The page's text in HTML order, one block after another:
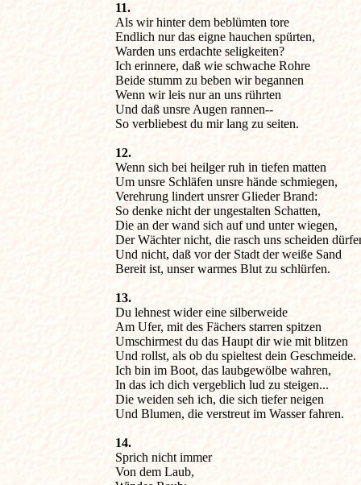
11.
Als wir hinter dem beblümten tore
Endlich nur das eigne hauchen spürten,
Warden uns erdachte seligkeiten?
Ich erinnere, daß wie schwache Rohre
Beide stumm zu beben wir begannen
Wenn wir leis nur an uns rührten
Und daß unsre Augen rannen--
So verbliebest du mir lang zu seiten.
12.
Wenn sich bei heilger ruh in tiefen matten
Um unsre Schläfen unsre hände schmiegen,
Verehrung lindert unsrer Glieder Brand:
So denke nicht der ungestalten Schatten,
Die an der wand sich auf und unter wiegen,
Der Wächter nicht, die rasch uns scheiden
Und nicht, daß vor der Stadt der weiße Sand
Bereit ist, unser warmes Blut zu schlürfen.
13.
Du lehnest wider eine silberweide
Am Ufer, mit des Fächers starren spitzen
Umschirmest du das Haupt dir wie mit blitzen
Und rollst, als ob du spieltest dein Geschmeide.
Ich bin im Boot, das laubgewölbe wahren,
In das ich dich vergeblich lud zu steigen...
Die weiden seh ich, die sich tiefer neigen
Und Blumen, die verstreut im Wasser fahren.
14.
Sprich nicht immer
Von dem Laub,